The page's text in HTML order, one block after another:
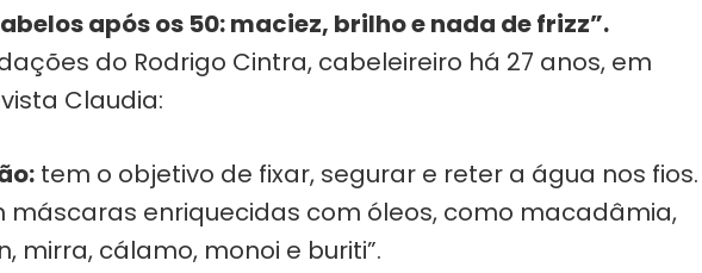
após os 50: maciez, brilho e nada de frizz”.
do Rodrigo Cintra, cabeleireiro há 27 anos, em
Claudia:
tem o objetivo de fixar, segurar e reter a água nos fios.
máscaras enriquecidas com óleos, como macadâmia,
mirra, cálamo, monoi e buriti”.